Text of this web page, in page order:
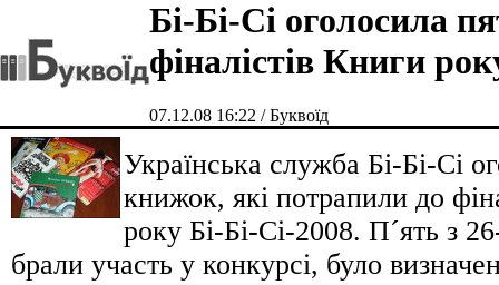
Бі-Бі-Сі оголосила
фіналістів Книги
07.12.08 16:22 / Буквоїд
Українська служба Бі-Бі-Сі
книжок, які потрапили до
року Бі-Бі-Сі-2008. П´ять з
брали участь у конкурсі, було